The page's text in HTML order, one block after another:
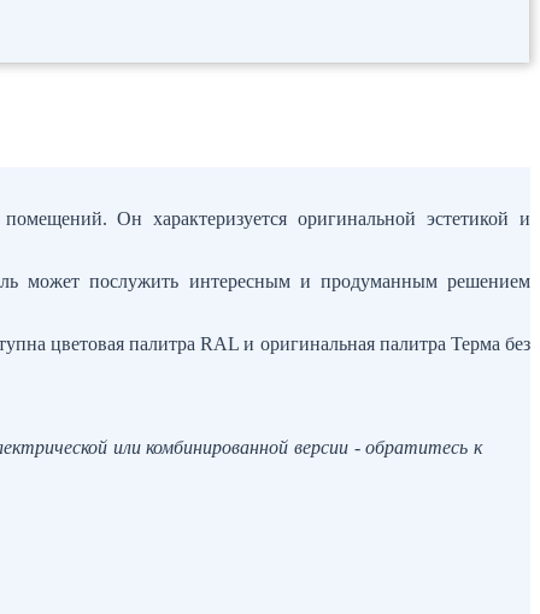
Он характеризуется оригинальной эстетикой и
может послужить интересным и продуманным решением
цветовая палитра RAL и оригинальная палитра Терма без
или комбинированной версии - обратитесь к